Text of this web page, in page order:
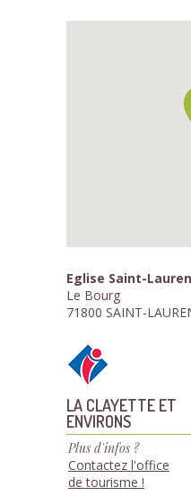
Eglise Saint-
Le Bourg
71800 SAINT-
LA CLAYETTE ET
ENVIRONS
Plus d'infos ?
Contactez l'office
de tourisme !